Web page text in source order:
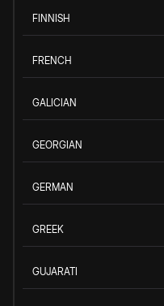
FINNISH
FRENCH
GALICIAN
GEORGIAN
GERMAN
GREEK
GUJARATI